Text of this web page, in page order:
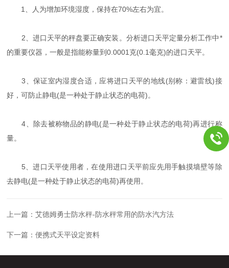
1、人为增加环境湿度，保持在70%左右为宜。
2、进口天平的秤盘要正确安装。分析进口天平定量分析工作中*
的重要仪器，一般是指能称量到0.0001克(0.1毫克)的进口天平。
3、保证室内湿度合适，应将进口天平的地线(别称：避雷线)接
好，可防止静电(是一种处于静止状态的电荷)。
4、除去被称物品的静电(是一种处于静止状态的电荷)再进行称
量。
5、进口天平使用者，在使用进口天平前应先用手触摸墙壁等除
去静电(是一种处于静止状态的电荷)再使用。
上一篇：艾德姆勇士防水秤-防水秤常用的防水汽方法
下一篇：便携式天平设定资料